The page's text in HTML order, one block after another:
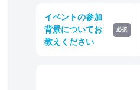
イベントの参加
背景についてお
教えください
必須